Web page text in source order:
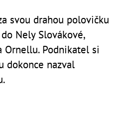
svou drahou polovičku
Nely Slovákové,
Ornellu. Podnikatel si
dokonce nazval